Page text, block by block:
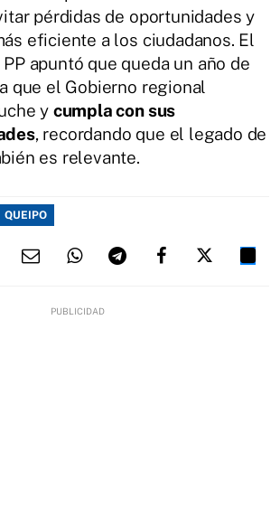
pérdidas de oportunidades y
eficiente a los ciudadanos. El
apuntó que queda un año de
que el Gobierno regional
y cumpla con sus
, recordando que el legado de
es relevante.
QUEIPO